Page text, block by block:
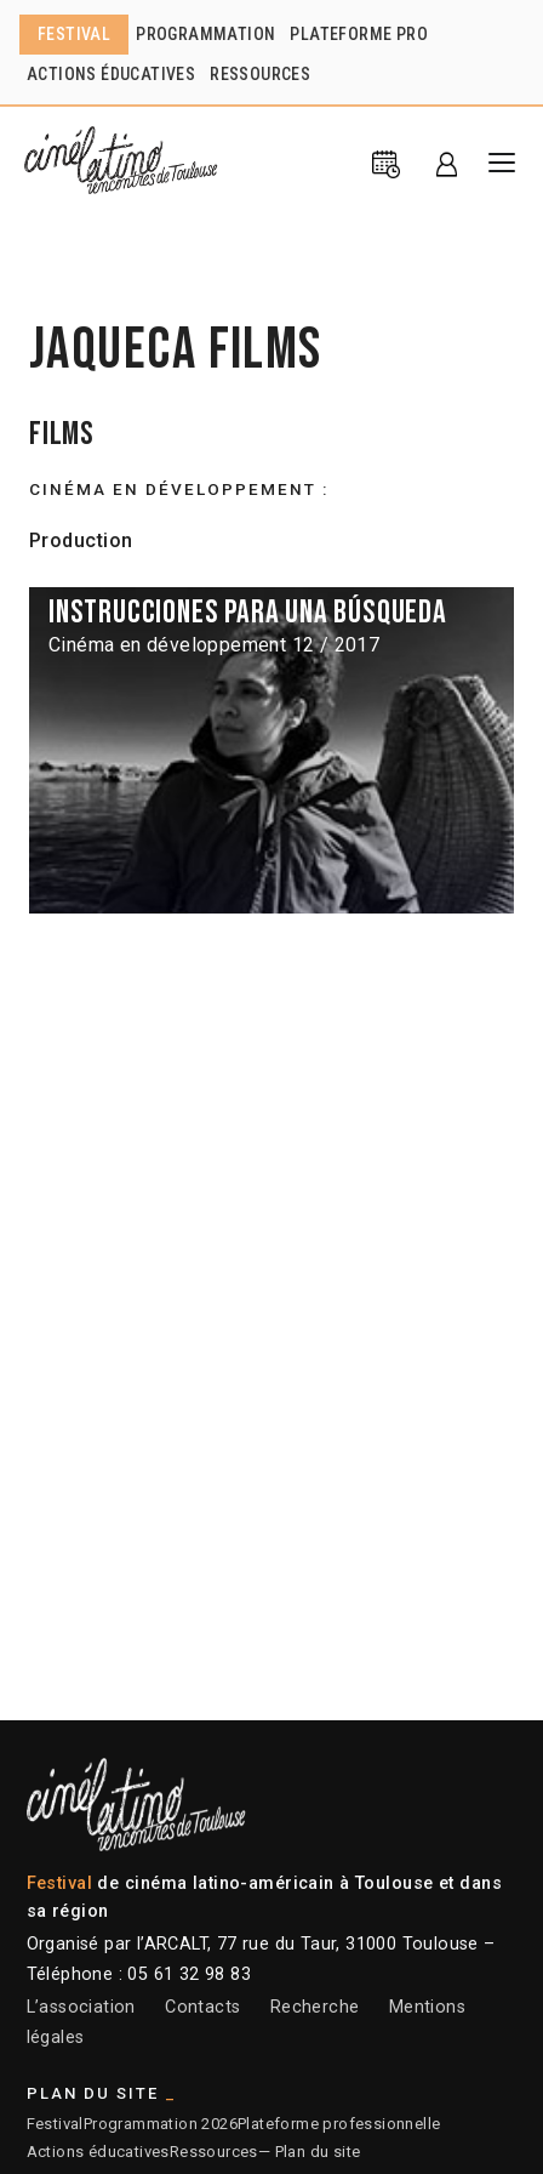
FESTIVAL PROGRAMMATION PLATEFORME PRO
ACTIONS ÉDUCATIVES RESSOURCES
Jaqueca Films
Films
CINÉMA EN DÉVELOPPEMENT :
Production
Instrucciones para una búsqueda
Cinéma en développement 12 / 2017
Festival de cinéma latino-américain à Toulouse et dans
sa région
Organisé par l’ARCALT, 77 rue du Taur, 31000 Toulouse –
Téléphone : 05 61 32 98 83
L’association
Contacts Recherche
Mentions
légales
PLAN DU SITE
Festival Programmation 2026Plateforme professionnelle
Actions éducativesRessources— Plan du site